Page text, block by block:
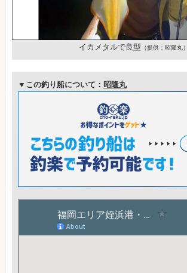
イカメタルで良型 （提供：昭隆丸）
▼この釣り船について： 昭隆丸